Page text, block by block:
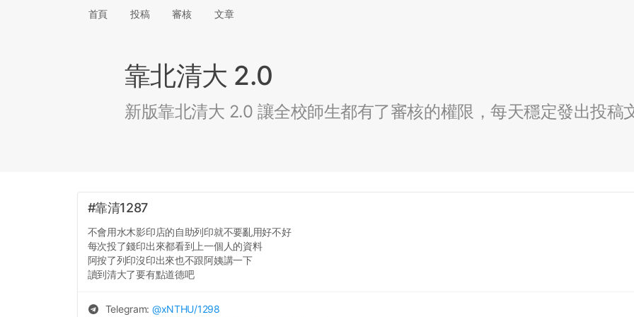
首頁 投稿 審核 文章
靠北清大 2.0
新版靠北清大 2.0 讓全校師生都有了審核的權限，每天穩定發出投稿
#靠清1287
不會用水木影印店的自助列印就不要亂用好不好
每次投了錢印出來都看到上一個人的資料
阿按了列印沒印出來也不跟阿姨講一下
讀到清大了要有點道德吧
Telegram: @xNTHU/1298